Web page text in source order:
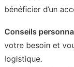
bénéficier d’un
Conseils
votre besoin et
logistique.